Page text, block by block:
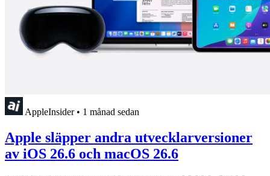
AppleInsider • 1 månad sedan
Apple släpper andra utvecklarversioner
av iOS 26.6 och macOS 26.6